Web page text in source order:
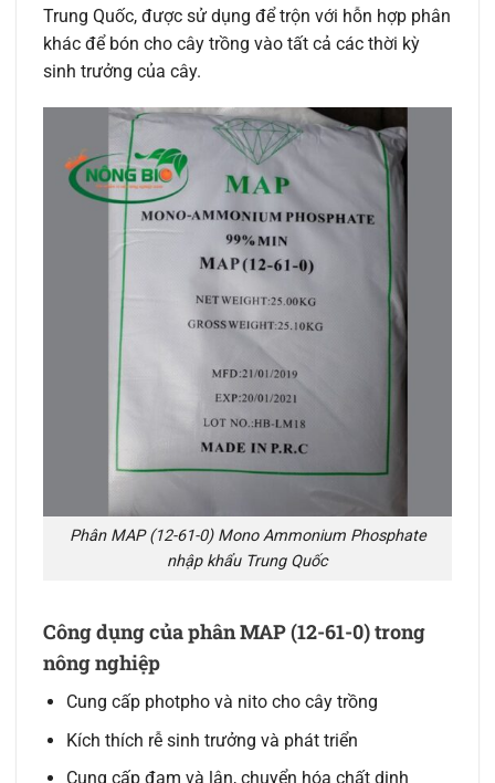
Trung Quốc, được sử dụng để trộn với hỗn hợp phân
khác để bón cho cây trồng vào tất cả các thời kỳ
sinh trưởng của cây.
Phân MAP (12-61-0) Mono Ammonium Phosphate
nhập khẩu Trung Quốc
Công dụng của phân MAP (12-61-0) trong
nông nghiệp
Cung cấp photpho và nito cho cây trồng
Kích thích rễ sinh trưởng và phát triển
Cung cấp đạm và lân, chuyển hóa chất dinh